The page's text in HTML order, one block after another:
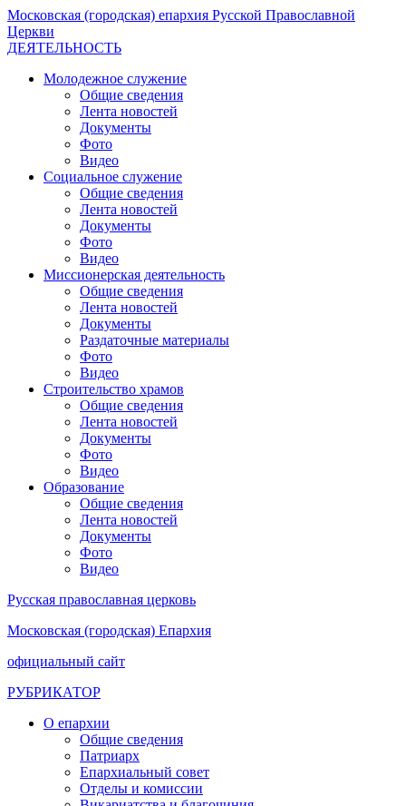
Московская (городская) епархия Русской Православной
Церкви
ДЕЯТЕЛЬНОСТЬ
Молодежное служение
Общие сведения
Лента новостей
Документы
Фото
Видео
Социальное служение
Общие сведения
Лента новостей
Документы
Фото
Видео
Миссионерская деятельность
Общие сведения
Лента новостей
Документы
Раздаточные материалы
Фото
Видео
Строительство храмов
Общие сведения
Лента новостей
Документы
Фото
Видео
Образование
Общие сведения
Лента новостей
Документы
Фото
Видео
Русская православная церковь
Московская (городская) Епархия
официальный сайт
РУБРИКАТОР
О епархии
Общие сведения
Патриарх
Епархиальный совет
Отделы и комиссии